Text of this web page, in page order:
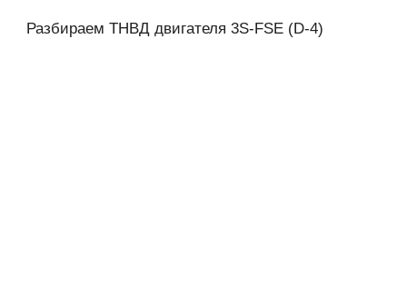
Разбираем ТНВД двигателя 3S-FSE (D-4)